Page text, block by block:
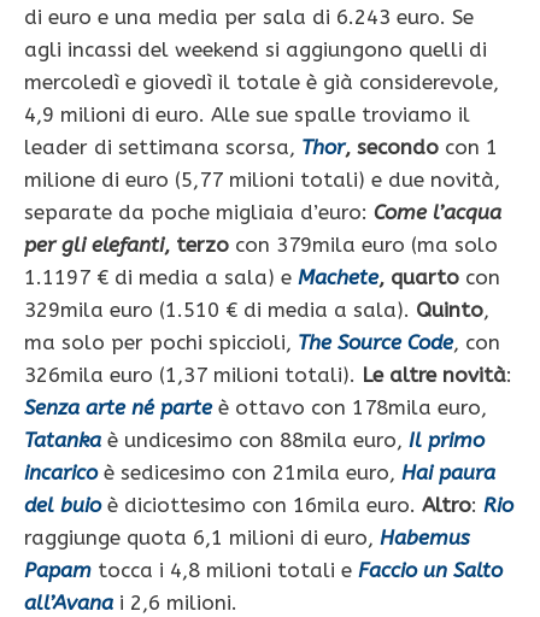
di euro e una media per sala di 6.243 euro. Se
agli incassi del weekend si aggiungono quelli di
mercoledì e giovedì il totale è già considerevole,
4,9 milioni di euro. Alle sue spalle troviamo il
leader di settimana scorsa, Thor, secondo con 1
milione di euro (5,77 milioni totali) e due novità,
separate da poche migliaia d’euro: Come l’acqua
per gli elefanti, terzo con 379mila euro (ma solo
1.1197 € di media a sala) e Machete, quarto con
329mila euro (1.510 € di media a sala). Quinto,
ma solo per pochi spiccioli, The Source Code, con
326mila euro (1,37 milioni totali). Le altre novità:
Senza arte né parteè ottavo con 178mila euro,
Tatanka è undicesimo con 88mila euro, Il primo
incaricoè sedicesimo con 21mila euro, Hai paura
del buioè diciottesimo con 16mila euro. Altro: Rio
raggiunge quota 6,1 milioni di euro, Habemus
Papam tocca i 4,8 milioni totali e Faccio un Salto
all’Avana i 2,6 milioni.